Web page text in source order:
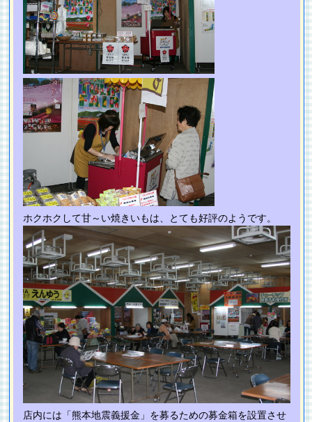
ホクホクして甘～い焼きいもは、とても好評のようです。
店内には「熊本地震義援金」を募るための募金箱を設置させ